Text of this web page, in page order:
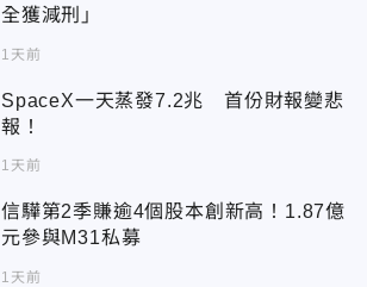
全獲減刑」
1天前
SpaceX一天蒸發7.2兆 首份財報變悲
報！
1天前
信驊第2季賺逾4個股本創新高！1.87億
元參與M31私募
1天前